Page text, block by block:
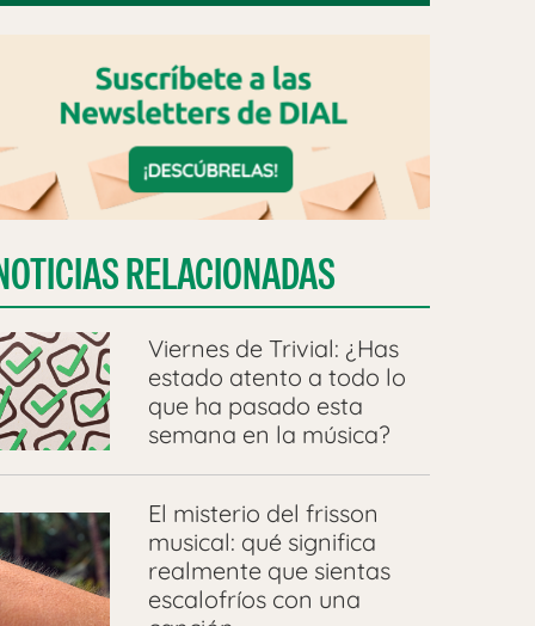
RELACIONADAS
Viernes de Trivial: ¿Has
estado atento a todo lo
que ha pasado esta
semana en la música?
El misterio del frisson
musical: qué significa
realmente que sientas
escalofríos con una